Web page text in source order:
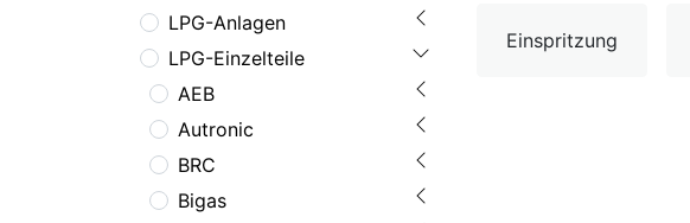
LPG-Anlagen
LPG-Einzelteile
AEB
Autronic
BRC
Bigas
Einspritzung